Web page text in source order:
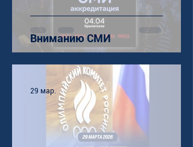
Вниманию СМИ
29 мар.